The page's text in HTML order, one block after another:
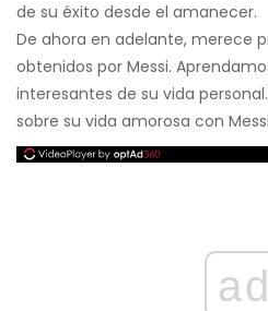
de su éxito desde el amanecer.
De ahora en adelante, merece
obtenidos por Messi.
interesantes de su vida
sobre su vida amorosa con
ad